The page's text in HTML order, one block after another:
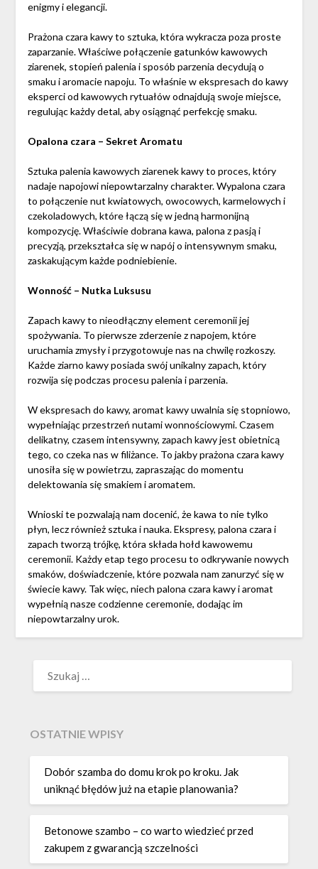
enigmy i elegancji.
Prażona czara kawy to sztuka, która wykracza poza proste
zaparzanie. Właściwe połączenie gatunków kawowych
ziarenek, stopień palenia i sposób parzenia decydują o
smaku i aromacie napoju. To właśnie w ekspresach do kawy
eksperci od kawowych rytuałów odnajdują swoje miejsce,
regulując każdy detal, aby osiągnąć perfekcję smaku.
Opalona czara – Sekret Aromatu
Sztuka palenia kawowych ziarenek kawy to proces, który
nadaje napojowi niepowtarzalny charakter. Wypalona czara
to połączenie nut kwiatowych, owocowych, karmelowych i
czekoladowych, które łączą się w jedną harmonijną
kompozycję. Właściwie dobrana kawa, palona z pasją i
precyzją, przekształca się w napój o intensywnym smaku,
zaskakującym każde podniebienie.
Wonność – Nutka Luksusu
Zapach kawy to nieodłączny element ceremonii jej
spożywania. To pierwsze zderzenie z napojem, które
uruchamia zmysły i przygotowuje nas na chwilę rozkoszy.
Każde ziarno kawy posiada swój unikalny zapach, który
rozwija się podczas procesu palenia i parzenia.
W ekspresach do kawy, aromat kawy uwalnia się stopniowo,
wypełniając przestrzeń nutami wonnościowymi. Czasem
delikatny, czasem intensywny, zapach kawy jest obietnicą
tego, co czeka nas w filiżance. To jakby prażona czara kawy
unosiła się w powietrzu, zapraszając do momentu
delektowania się smakiem i aromatem.
Wnioski te pozwalają nam docenić, że kawa to nie tylko
płyn, lecz również sztuka i nauka. Ekspresy, palona czara i
zapach tworzą trójkę, która składa hołd kawowemu
ceremonii. Każdy etap tego procesu to odkrywanie nowych
smaków, doświadczenie, które pozwala nam zanurzyć się w
świecie kawy. Tak więc, niech palona czara kawy i aromat
wypełnią nasze codzienne ceremonie, dodając im
niepowtarzalny urok.
OSTATNIE WPISY
Dobór szamba do domu krok po kroku. Jak
uniknąć błędów już na etapie planowania?
Betonowe szambo – co warto wiedzieć przed
zakupem z gwarancją szczelności